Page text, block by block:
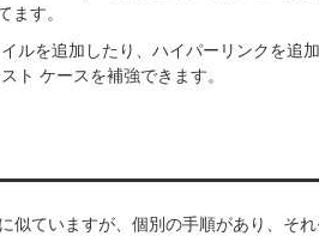
ます。
ルを追加したり、ハイパーリンクを追
ト ケースを補強できます。
似ていますが、個別の手順があり、そ